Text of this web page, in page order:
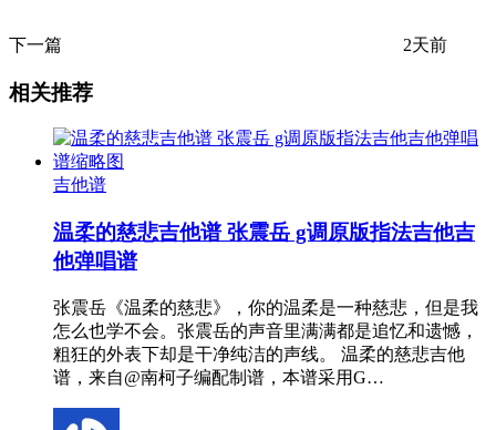
下一篇 2天前
相关推荐
吉他谱
温柔的慈悲吉他谱 张震岳 g调原版指法吉他吉
他弹唱谱
张震岳《温柔的慈悲》，你的温柔是一种慈悲，但是我
怎么也学不会。张震岳的声音里满满都是追忆和遗憾，
粗狂的外表下却是干净纯洁的声线。 温柔的慈悲吉他
谱，来自@南柯子编配制谱，本谱采用G…